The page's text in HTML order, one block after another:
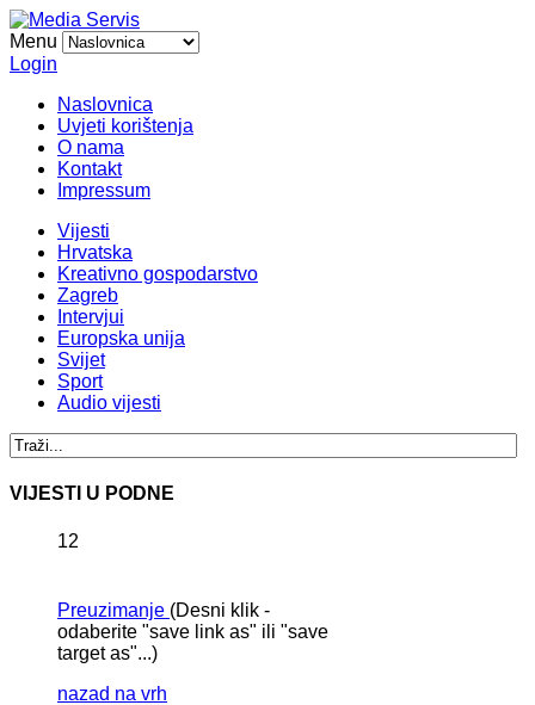
Menu
Login
Naslovnica
Uvjeti korištenja
O nama
Kontakt
Impressum
Vijesti
Hrvatska
Kreativno gospodarstvo
Zagreb
Intervjui
Europska unija
Svijet
Sport
Audio vijesti
VIJESTI U PODNE
12
Preuzimanje (Desni klik -
odaberite "save link as" ili "save
target as"...)
nazad na vrh